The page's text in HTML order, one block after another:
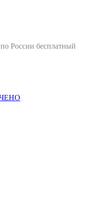
России бесплатный